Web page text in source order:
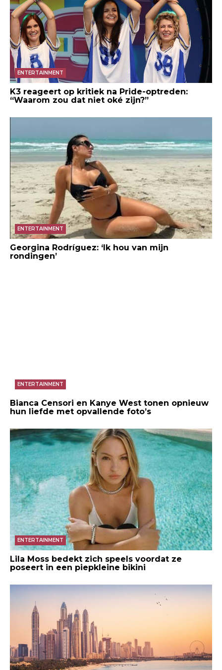
ENTERTAINMENT
K3 reageert op kritiek na Pride-optreden:
“Waarom zou dat niet oké zijn?”
ENTERTAINMENT
Georgina Rodríguez: ‘Ik hou van mijn
rondingen’
ENTERTAINMENT
Bianca Censori en Kanye West tonen opnieuw
hun liefde met opvallende foto’s
ENTERTAINMENT
Lila Moss bedekt zich speels voordat ze
poseert in een piepkleine bikini